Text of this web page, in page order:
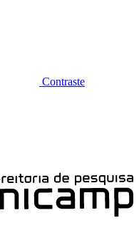
Contraste